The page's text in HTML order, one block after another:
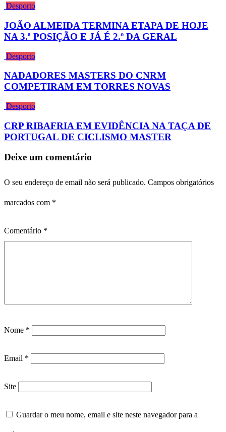
Desporto
JOÃO ALMEIDA TERMINA ETAPA DE HOJE
NA 3.ª POSIÇÃO E JÁ É 2.º DA GERAL
Desporto
NADADORES MASTERS DO CNRM
COMPETIRAM EM TORRES NOVAS
Desporto
CRP RIBAFRIA EM EVIDÊNCIA NA TAÇA DE
PORTUGAL DE CICLISMO MASTER
Deixe um comentário
O seu endereço de email não será publicado. Campos obrigatórios
marcados com *
Comentário *
Nome *
Email *
Site
Guardar o meu nome, email e site neste navegador para a